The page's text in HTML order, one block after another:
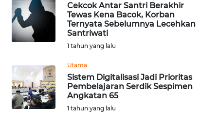
Cekcok Antar Santri Berakhir
Tewas Kena Bacok, Korban
Ternyata Sebelumnya Lecehkan
Santriwati
1 tahun yang lalu
Utama
Sistem Digitalisasi Jadi Prioritas
Pembelajaran Serdik Sespimen
Angkatan 65
1 tahun yang lalu
WN
KEPRI
PAPUA
WN
PAPUA